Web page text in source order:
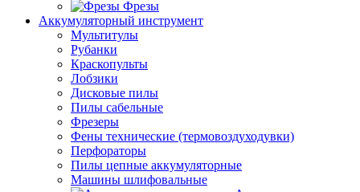
Фрезы
Аккумуляторный инструмент
Мультитулы
Рубанки
Краскопульты
Лобзики
Дисковые пилы
Пилы сабельные
Фрезеры
Фены технические (термовоздуходувки)
Перфораторы
Пилы цепные аккумуляторные
Машины шлифовальные